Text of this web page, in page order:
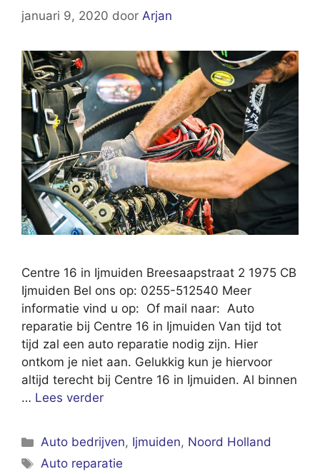
januari 9, 2020 door Arjan
Centre 16 in Ijmuiden Breesaapstraat 2 1975 CB
Ijmuiden Bel ons op: 0255-512540 Meer
informatie vind u op: Of mail naar: Auto
reparatie bij Centre 16 in Ijmuiden Van tijd tot
tijd zal een auto reparatie nodig zijn. Hier
ontkom je niet aan. Gelukkig kun je hiervoor
altijd terecht bij Centre 16 in Ijmuiden. Al binnen
… Lees verder
Categorieën
Auto bedrijven, Ijmuiden, Noord Holland
Tags
Auto reparatie